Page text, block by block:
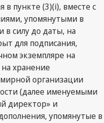
в пункте (3)(i), вместе с
упомянутыми в
в силу до даты, на
для подписания,
экземпляре на
хранение
организации
(далее именуемыми
директор» и
упомянутые в